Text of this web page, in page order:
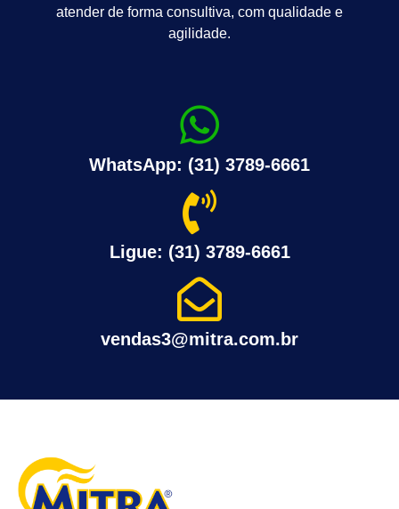
atender de forma consultiva, com qualidade e
agilidade.
WhatsApp: (31) 3789-6661
Ligue: (31) 3789-6661
vendas3@mitra.com.br